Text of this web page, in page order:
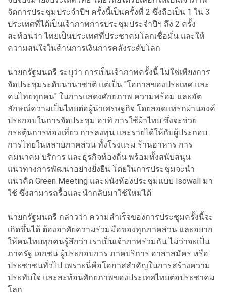
จัดการประชุมประจำปีฯ ครั้งนี้เป็นครั้งที่ 2 ซึ่งถือเป็น 1 ใน 3
ประเทศที่ได้เป็นเจ้าภาพการประชุมประจำปีฯ ถึง 2 ครั้ง
สะท้อนว่า ไทยเป็นประเทศที่ประชาคมโลกเชื่อมั่น และให้
ความสนใจในด้านการเงินการคลังระดับโลก
นายกรัฐมนตรี ระบุว่า การเป็นเจ้าภาพครั้งนี้ ไม่ใช่เพียงการ
จัดประชุมระดับนานาชาติ แต่เป็น "โอกาสของประเทศ และ
คนไทยทุกคน" ในการแสดงศักยภาพ ความพร้อม และอัต
ลักษณ์ความเป็นไทยต่อผู้นำเศรษฐกิจ โดยสอดแทรกผ่านองค์
ประกอบในการจัดประชุม อาทิ การใช้ผ้าไทย ซึ่งจะช่วย
กระตุ้นการท่องเที่ยว การลงทุน และรายได้ให้กับผู้ประกอบ
การไทยในหลายภาคส่วน ทั้งโรงแรม ร้านอาหาร การ
คมนาคม บริการ และธุรกิจท้องถิ่น พร้อมทั้งสนับสนุน
แนวทางการพัฒนาอย่างยั่งยืน โดยในการประชุมจะนำ
แนวคิด Green Meeting และผนังห้องประชุมแบบ Isowall มา
ใช้ ซึ่งสามารถรื้อและนำกลับมาใช้ใหม่ได้
นายกรัฐมนตรี กล่าวว่า ความสำเร็จของการประชุมครั้งนี้จะ
เกิดขึ้นได้ ต้องอาศัยความร่วมมือของทุกภาคส่วน และอยาก
ให้คนไทยทุกคนรู้สึกว่า เราเป็นเจ้าภาพร่วมกัน ไม่ว่าจะเป็น
ภาครัฐ เอกชน ผู้ประกอบการ ภาคบริการ อาสาสมัคร หรือ
ประชาชนทั่วไป เพราะนี่คือโอกาสสำคัญในการสร้างความ
ประทับใจ และสะท้อนศักยภาพของประเทศไทยต่อประชาคม
โลก